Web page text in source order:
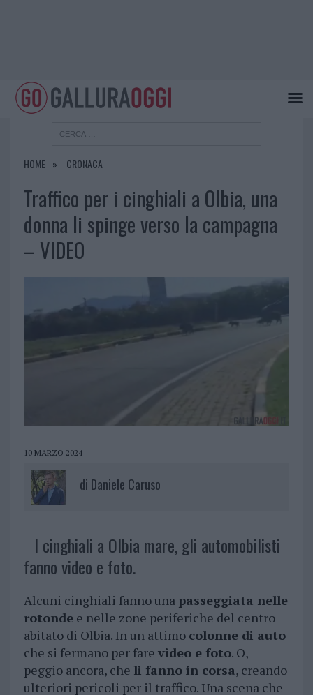
HOME CRONACA
Traffico per i cinghiali a Olbia, una
donna li spinge verso la campagna
– VIDEO
10 MARZO 2024
di Daniele Caruso
I cinghiali a Olbia mare, gli automobilisti
fanno video e foto.
Alcuni cinghiali fanno una passeggiata nelle
rotondee nelle zone periferiche del centro
abitato di Olbia. In un attimo colonne di auto
che si fermano per fare video e foto. O,
peggio ancora, che li fanno in corsa, creando
ulteriori pericoli per il traffico. Una scena che